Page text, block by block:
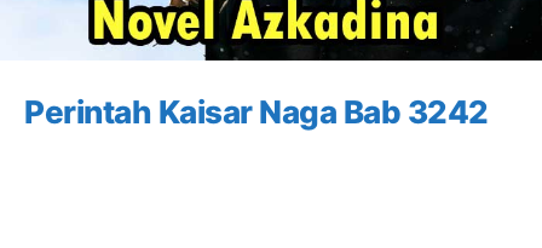
Perintah Kaisar Naga Bab 3242